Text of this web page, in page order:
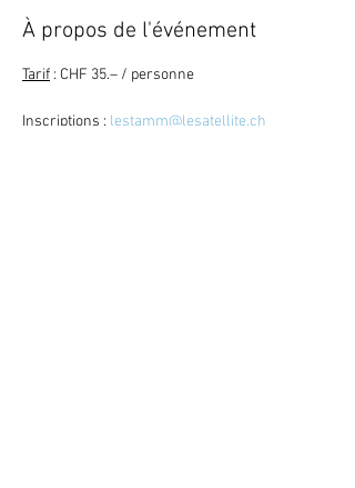
À propos de l'événement
Tarif : CHF 35.– / personne
Inscriptions : lestamm@lesatellite.ch